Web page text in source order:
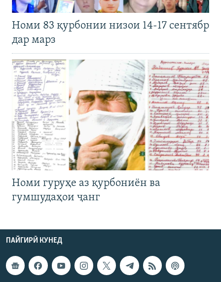
Номи 83 қурбонии низои 14-17 сентябр
дар марз
Номи гуруҳе аз қурбониён ва
гумшудаҳои ҷанг
ПАЙГИРӢ КУНЕД